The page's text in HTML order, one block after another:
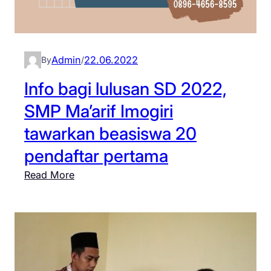
a
t
r
S
M
P
/
M
T
s
m
i
ByAdmin/22.06.2022
Info bagi lulusan SD 2022,
SMP Ma’arif Imogiri
tawarkan beasiswa 20
pendaftar pertama
Read More:
o
b